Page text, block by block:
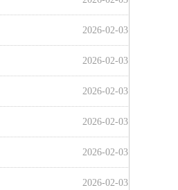
2026-02-03
2026-02-03
2026-02-03
2026-02-03
2026-02-03
2026-02-03